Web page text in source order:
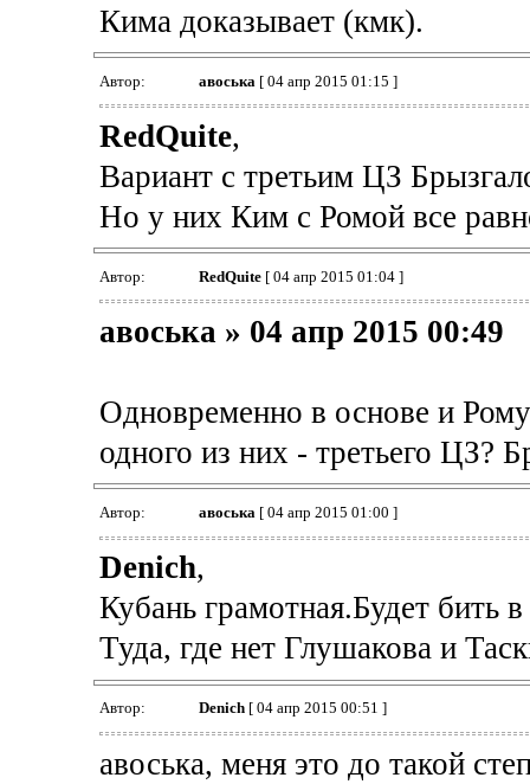
Кима доказывает (кмк).
Автор: авоська [ 04 апр 2015 01:15 ]
RedQuite,
Вариант с третьим ЦЗ
Но у них Ким с Ромой все
Автор: RedQuite[ 04 апр 2015 01:04 ]
авоська » 04 апр 2015 00:49
Одновременно в основе и
одного из них - третьего ЦЗ?
Автор: авоська[ 04 апр 2015 01:00 ]
Denich,
Кубань грамотная.Будет бить
Туда, где нет Глушакова и
Автор: Denich[ 04 апр 2015 00:51 ]
авоська, меня это до такой